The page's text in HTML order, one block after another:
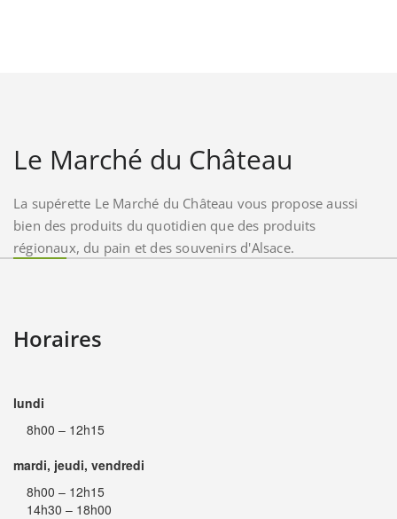
Le Marché du Château
La supérette Le Marché du Château vous propose aussi
bien des produits du quotidien que des produits
régionaux, du pain et des souvenirs d'Alsace.
Horaires
lundi
8h00 – 12h15
mardi, jeudi, vendredi
8h00 – 12h15
14h30 – 18h00